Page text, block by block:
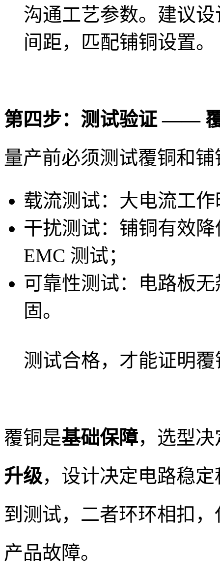
沟通工艺参数。建议
间距，匹配铺铜设置。
第四步：测试验证 ——
量产前必须测试覆铜和
载流测试：大电流工
干扰测试：铺铜有效
EMC 测试；
可靠性测试：电路板
固。
测试合格，才能证明
覆铜是基础保障，选型
升级，设计决定电路稳
到测试，二者环环相扣
产品故障。